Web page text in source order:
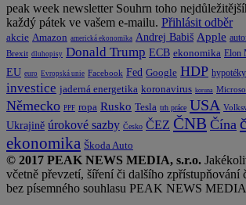
peak week newsletter Souhrn toho
každý pátek ve vašem e-mailu. Přihlásit odběr
akcie Amazon americká ekonomika Andrej Babiš Apple
Brexit dluhopisy Donald Trump ECB ekonomika Elon
EU euro Evropská unie Facebook Fed Google HDP hypotéky
investice jaderná energetika koronavirus koruna
Německo PPF ropa Rusko Tesla trh práce USA
Ukrajině úrokové sazby Česko ČEZ ČNB Čína
ekonomika Škoda Auto
© 2017 PEAK NEWS MEDIA, s.r.o.
včetně převzetí, šíření či dalšího zpřístupňování
bez písemného souhlasu PEAK NEWS